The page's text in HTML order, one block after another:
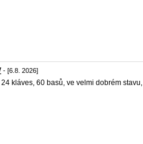
- [6.8. 2026]
kláves, 60 basů, ve velmi dobrém stavu,